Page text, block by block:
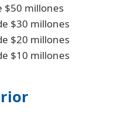
$50 millones
$30 millones
$20 millones
$10 millones